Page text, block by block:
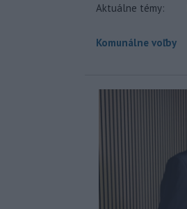
Aktuálne témy:
Komunálne voľby